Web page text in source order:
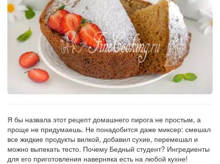
заказу
Я бы назвала этот рецепт домашнего пирога не простым, а
проще не придумаешь. Не понадобится даже миксер: смешал
все жидкие продукты вилкой, добавил сухие, перемешал и
можно выпекать тесто. Почему Бедный студент? Ингредиенты
для его приготовления наверняка есть на любой кухне!